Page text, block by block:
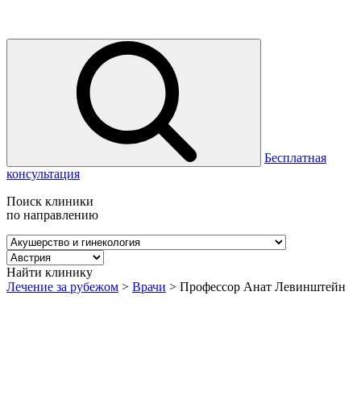
Бесплатная
консультация
Поиск клиники
по направлению
Найти клинику
Лечение за рубежом > Врачи > Профессор Анат Левинштейн